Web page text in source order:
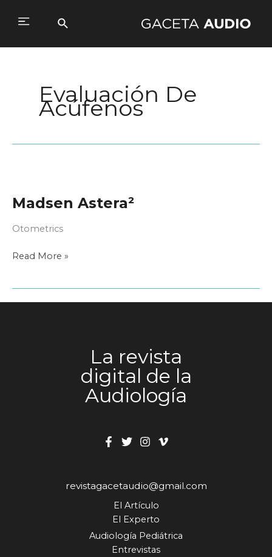
Buscar
Evaluación De
Acúfenos
Madsen Astera²
Otometrics
Madsen
Read More »
La revista
digital de la
Audiología
revistagacetaudio@gmail.com
El Artículo
El Experto
Audiología Pediátrica
Entrevistas